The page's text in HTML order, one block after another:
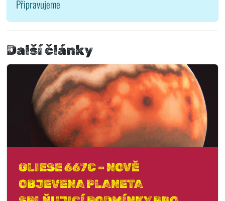
Připravujeme
Další články
GLIESE 667C – NOVĚ
OBJEVENA PLANETA